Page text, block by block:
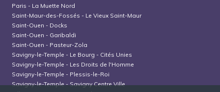
Paris - La Muette Nord
Saint-Maur-des-Fossés - Le Vieux Saint-Maur
Saint-Ouen - Docks
Saint-Ouen - Garibaldi
Saint-Ouen - Pasteur-Zola
Savigny-le-Temple - Le Bourg - Cités Unies
Savigny-le-Temple - Les Droits de l'Homme
Savigny-le-Temple - Plessis-le-Roi
Savigny-le-Temple-Savigny Centre Ville